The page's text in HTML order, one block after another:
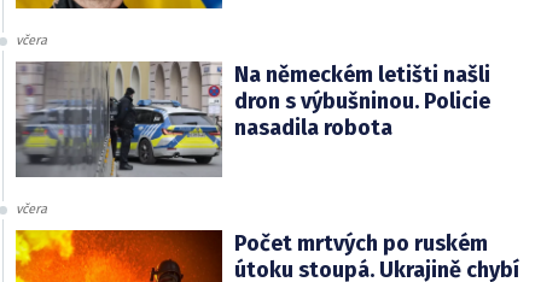
včera
Na německém letišti našli
dron s výbušninou. Policie
nasadila robota
včera
Počet mrtvých po ruském
útoku stoupá. Ukrajině chybí